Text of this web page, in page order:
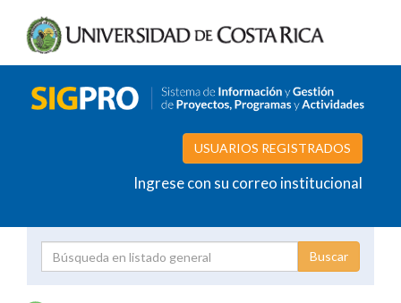
USUARIOS REGISTRADOS
Ingrese con su correo institucional